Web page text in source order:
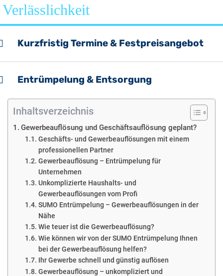
Verlässlichkeit
Kurzfristig Termine & Festpreisangebot
Entrümpelung & Entsorgung
Inhaltsverzeichnis
Gewerbeauflösung und Geschäftsauflösung geplant?
Geschäfts- und Gewerbeauflösungen mit einem
professionellen Partner
Gewerbeauflösung – Entrümpelung für
Unternehmen
Unkomplizierte Haushalts- und
Gewerbeauflösungen vom Profi
SUMO Entrümpelung – Gewerbeauflösungen in der
Nähe
Wie teuer ist die Gewerbeauflösung?
Wie können wir von der SUMO Entrümpelung Ihnen
bei der Gewerbeauflösung helfen?
Ihr Gewerbe schnell und günstig auflösen
Gewerbeauflösung – unkompliziert und